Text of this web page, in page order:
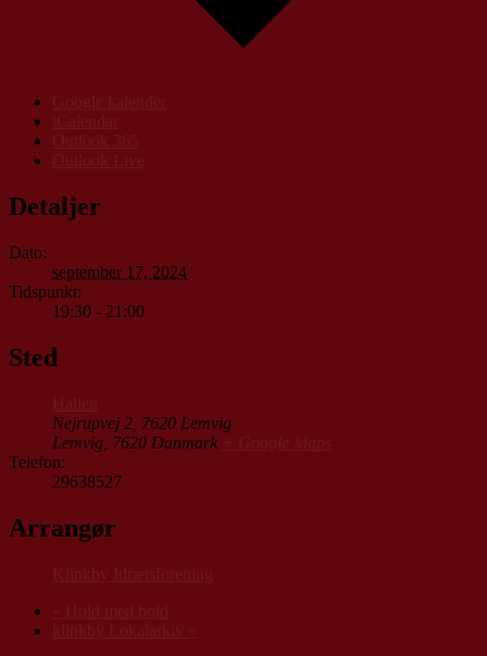
Detaljer
Dato:
september 17, 2024
Tidspunkt:
19:30 - 21:00
Sted
Nejrupvej 2, 7620 Lemvig
Lemvig 7620 Danmark
Telefon:
29638527
Arrangør